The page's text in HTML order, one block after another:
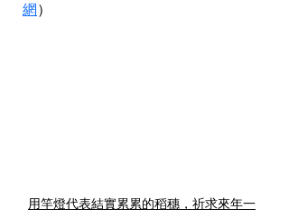
網 ）
用竿燈代表結實累累的稻穗，祈求來年一